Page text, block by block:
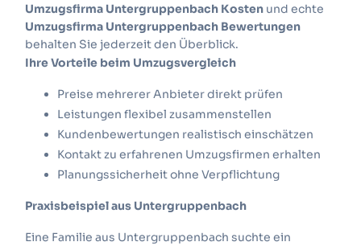
Umzugsfirma Untergruppenbach Kosten und echte
Umzugsfirma Untergruppenbach Bewertungen
behalten Sie jederzeit den Überblick.
Ihre Vorteile beim Umzugsvergleich
Preise mehrerer Anbieter direkt prüfen
Leistungen flexibel zusammenstellen
Kundenbewertungen realistisch einschätzen
Kontakt zu erfahrenen Umzugsfirmen erhalten
Planungssicherheit ohne Verpflichtung
Praxisbeispiel aus Untergruppenbach
Eine Familie aus Untergruppenbach suchte ein